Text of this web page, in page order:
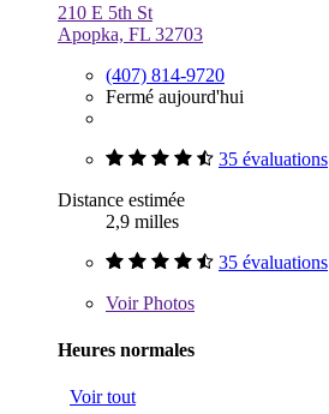
210 E 5th St
Apopka, FL 32703
(407) 814-9720
Fermé aujourd'hui
35 évaluations
Distance estimée
2,9 milles
35 évaluations
VoirPhotos
Heures normales
Voir tout